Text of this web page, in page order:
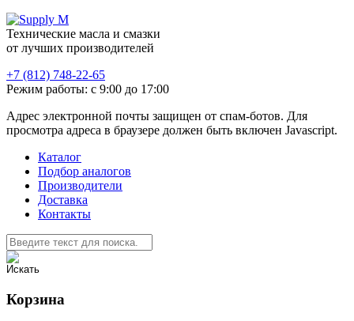
Технические масла и смазки
от лучших производителей
+7 (812) 748-22-65
Режим работы: с 9:00 до 17:00
Адрес электронной почты защищен от спам-ботов. Для
просмотра адреса в браузере должен быть включен Javascript.
Каталог
Подбор аналогов
Производители
Доставка
Контакты
Корзина